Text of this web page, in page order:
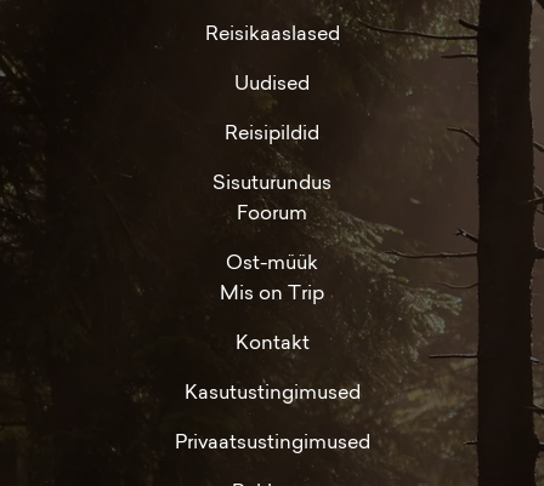
Reisikaaslased
Uudised
Reisipildid
Sisuturundus
Foorum
Ost-müük
Mis on Trip
Kontakt
Kasutustingimused
Privaatsustingimused